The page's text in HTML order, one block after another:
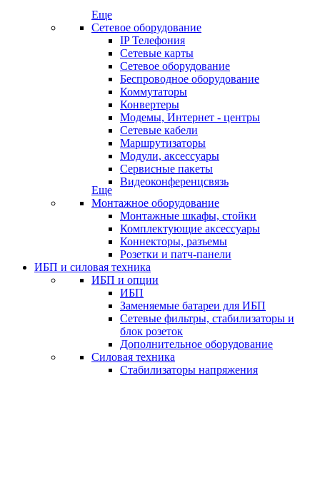
Еще
Сетевое оборудование
IP Телефония
Сетевые карты
Сетевое оборудование
Беспроводное оборудование
Коммутаторы
Конвертеры
Модемы, Интернет - центры
Сетевые кабели
Маршрутизаторы
Модули, аксессуары
Сервисные пакеты
Видеоконференцсвязь
Еще
Монтажное оборудование
Монтажные шкафы, стойки
Комплектующие аксессуары
Коннекторы, разъемы
Розетки и патч-панели
ИБП и силовая техника
ИБП и опции
ИБП
Заменяемые батареи для ИБП
Сетевые фильтры, стабилизаторы и
блок розеток
Дополнительное оборудование
Силовая техника
Стабилизаторы напряжения